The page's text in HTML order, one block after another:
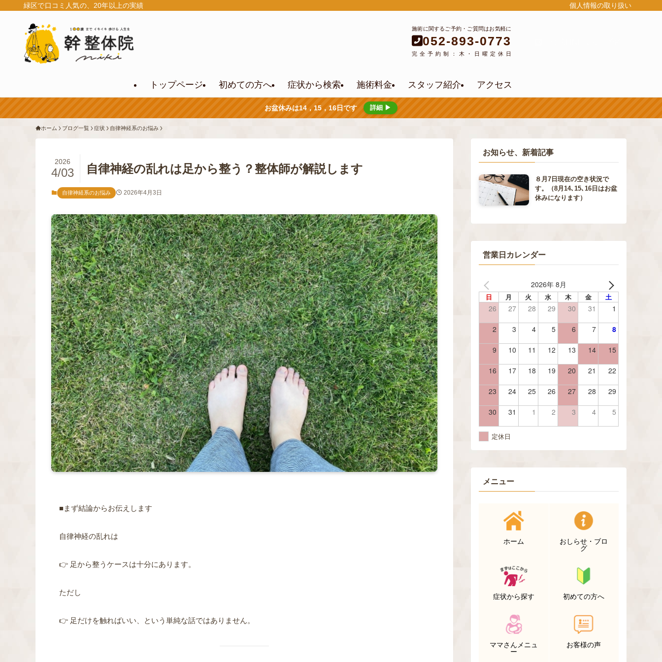
緑区で口コミ人気の、20年以上の実績 個人情報の取り扱い
施術に関するご予約・ご質問はお気軽に
052-893-0773
完全予約制：木・日曜定休日
トップページ 初めての方へ 症状から検索 施術料金 スタッフ紹介 アクセス
お盆休みは14，15，16日です 詳細 ▶
ホーム ブログ一覧 症状 自律神経系のお悩み
自律神経の乱れは足から整う？整体師が解説します
2026
4/03
自律神経系のお悩み 2026年4月3日
■まず結論からお伝えします
自律神経の乱れは
👉 足から整うケースは十分にあります。
ただし
👉 足だけを触ればいい、という単純な話ではありません。
お知らせ、新着記事
８月7日現在の空き状況で
す。（8月14､15､16日はお盆
休みになります）
営業日カレンダー
2026年 8月
日 月 火 水 木 金 土
26 27 28 29 30 31 1
2 3 4 5 6 7 8
9 10 11 12 13 14 15
16 17 18 19 20 21 22
23 24 25 26 27 28 29
30 31 1 2 3 4 5
定休日
メニュー
ホーム
おしらせ・ブロ
グ
症状から探す 初めての方へ
ママさんメニュ
ー
お客様の声